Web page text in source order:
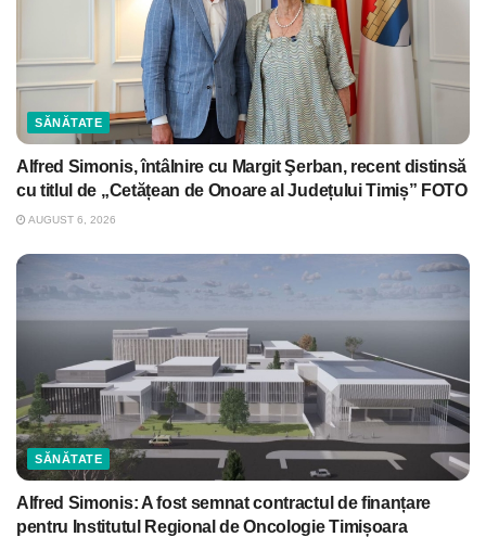
SĂNĂTATE
Alfred Simonis, întâlnire cu Margit Şerban, recent distinsă
cu titlul de „Cetățean de Onoare al Județului Timiș” FOTO
AUGUST 6, 2026
SĂNĂTATE
Alfred Simonis: A fost semnat contractul de finanțare
pentru Institutul Regional de Oncologie Timișoara